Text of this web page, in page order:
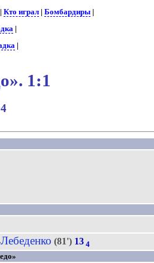
|Кто играл |Бомбардиры
|
|
1:1
Лебеденко (81') 13 4